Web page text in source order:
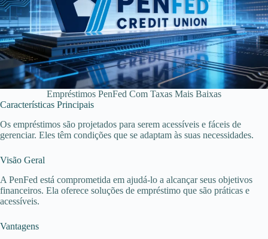
Empréstimos PenFed Com Taxas Mais Baixas
Características Principais
Os empréstimos são projetados para serem acessíveis e fáceis de
gerenciar. Eles têm condições que se adaptam às suas necessidades.
Visão Geral
A PenFed está comprometida em ajudá-lo a alcançar seus objetivos
financeiros. Ela oferece soluções de empréstimo que são práticas e
acessíveis.
Vantagens